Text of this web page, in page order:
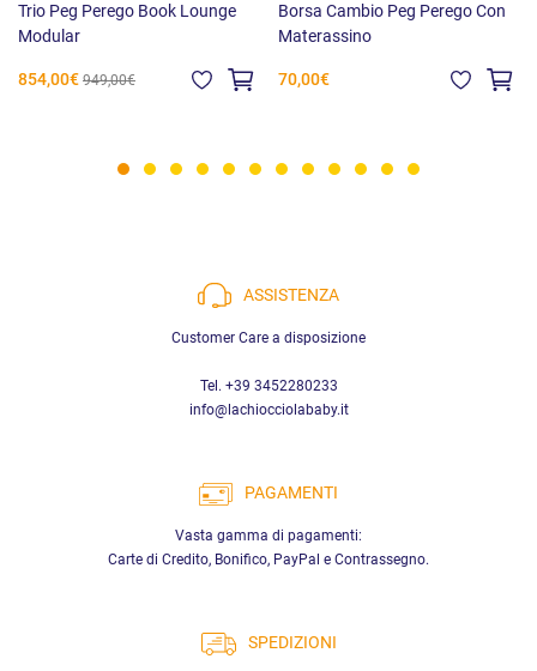
Trio Peg Perego Book Lounge
Modular
854,00€ 949,00€
Borsa Cambio Peg Perego Con
Materassino
70,00€
ASSISTENZA
Customer Care a disposizione
Tel. +39 3452280233
info@lachiocciolababy.it
PAGAMENTI
Vasta gamma di pagamenti:
Carte di Credito, Bonifico, PayPal e Contrassegno.
SPEDIZIONI